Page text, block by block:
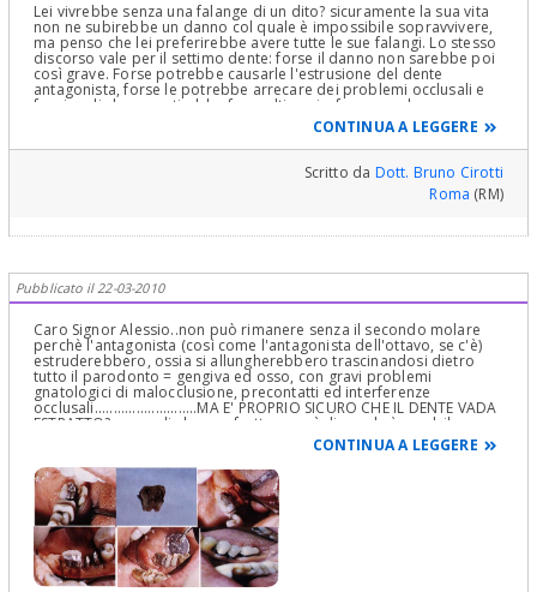
Lei vivrebbe senza una falange di un dito? sicuramente la sua vita
non ne subirebbe un danno col quale è impossibile sopravvivere,
ma penso che lei preferirebbe avere tutte le sue falangi. Lo stesso
discorso vale per il settimo dente: forse il danno non sarebbe poi
così grave. Forse potrebbe causarle l'estrusione del dente
antagonista, forse le potrebbe arrecare dei problemi occlusali e
funzionali che avvertirebbe fra molti anni....forse non le
succederebbe nulla. Ma non è sicuramente meglio averli tutti i suoi
denti? Con un impianto o con qualunque altro mezzo è possibile
ripristinare la funzionalità e l'anatomia, perchè rinunciarvi? poi se
lei preferisce rinunciare a delle cure, faccia pure.
CONTINUA A LEGGERE
Scritto da Dott. Bruno Cirotti
Roma (RM)
Pubblicato il 22-03-2010
Caro Signor Alessio..non può rimanere senza il secondo molare
perchè l'antagonista (così come l'antagonista dell'ottavo, se c'è)
estruderebbero, ossia si allungherebbero trascinandosi dietro
tutto il parodonto = gengiva ed osso, con gravi problemi
gnatologici di malocclusione, precontatti ed interferenze
occlusali...........................MA E' PROPRIO SICURO CHE IL DENTE VADA
ESTRATTO?....guardi che una frattura così di regola è curabile con
la chirurgia parodontale di allungamento della corona clinica...le
lascio una foto e la invito ad andare a leggere tra le mie
pubblicazioni, cliccando il nome, dal titolo: "Lembo riposizionato
apicalmente con colla di fibrina per la terapia di una frattura
coronale linguale estesa sotto gengiva e sotto il margine osseo
(classe IV di Ingle) di un elemento dentale 4.7" ...è un caso
dimostrativo simile al suo che è in bocca da oltre 15 anni!!!!
......cordialmente suo Gustavo Petti Gnatologo e Parodontologo in
Cagliari e Riabilitazione Orale Completa in Casi Clinici Complessi
ed Ortodonzia e Pedodonzia la figlia Claudia Petti, in Cagliari
CONTINUA A LEGGERE